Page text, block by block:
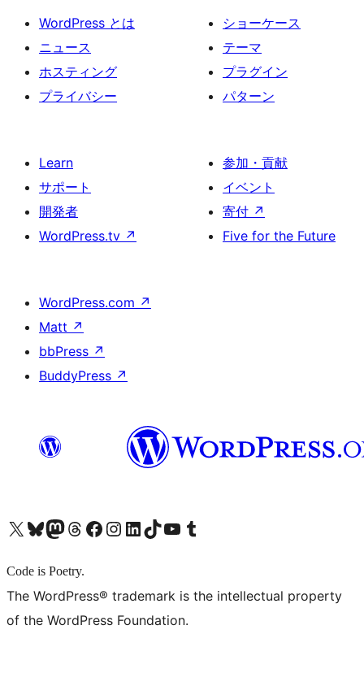
WordPress とは
ニュース
ホスティング
プライバシー
ショーケース
テーマ
プラグイン
パターン
Learn
サポート
開発者
WordPress.tv ↗
参加・貢献
イベント
寄付 ↗
Five for the Future
WordPress.com ↗
Matt ↗
bbPress ↗
BuddyPress ↗
X (旧 Twitter) アカウントへBluesky アカウントへMastodon アカウントへThreads アカウントへ Facebook ページへInstagram アカウントへ LinkedIn アカウントへTikTok アカウントへYouTube チャンネルへ Tumblr アカウントへ
Code is Poetry.
The WordPress® trademark is the intellectual property
of the WordPress Foundation.